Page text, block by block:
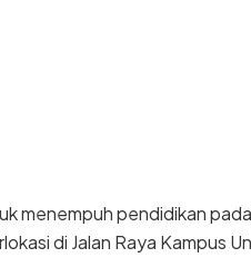
menempuh pendidikan
di Jalan Raya Kampus